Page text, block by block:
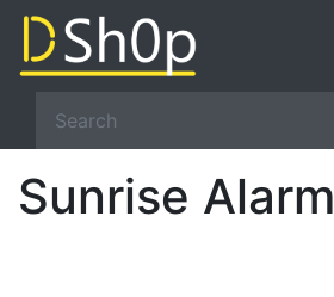
Sunrise Alarm